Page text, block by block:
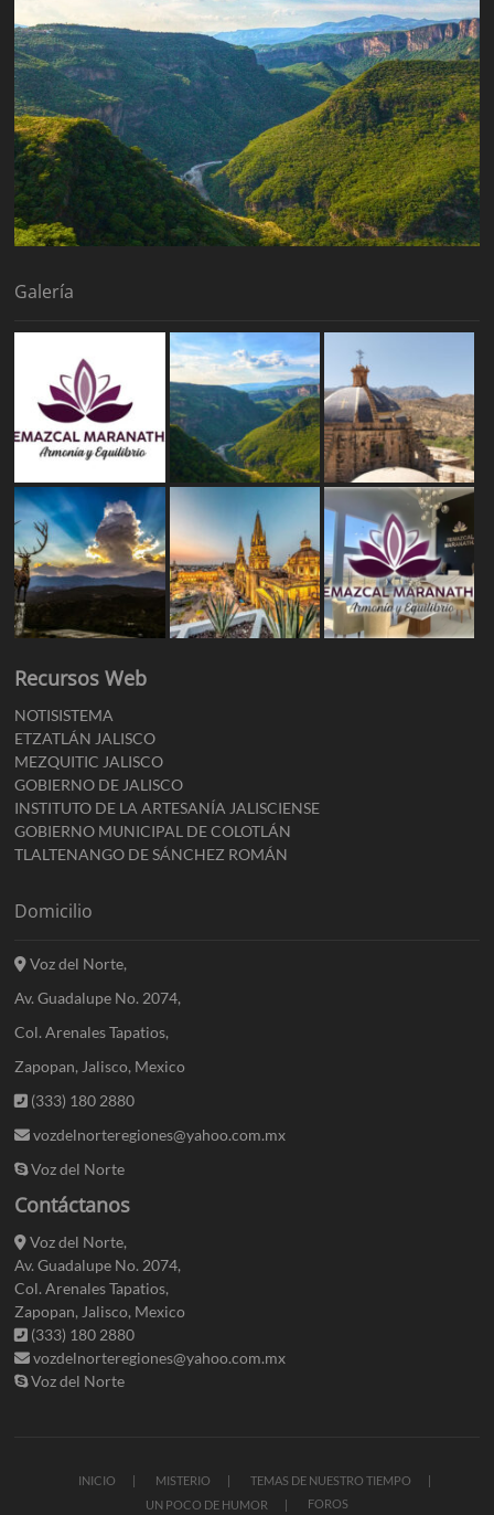
Galería
Recursos Web
NOTISISTEMA
ETZATLÁN JALISCO
MEZQUITIC JALISCO
GOBIERNO DE JALISCO
INSTITUTO DE LA ARTESANÍA JALISCIENSE
GOBIERNO MUNICIPAL DE COLOTLÁN
TLALTENANGO DE SÁNCHEZ ROMÁN
Domicilio
Voz del Norte,
Av. Guadalupe No. 2074,
Col. Arenales Tapatios,
Zapopan, Jalisco, Mexico
(333) 180 2880
vozdelnorteregiones@yahoo.com.mx
Voz del Norte
Contáctanos
Voz del Norte,
Av. Guadalupe No. 2074,
Col. Arenales Tapatios,
Zapopan, Jalisco, Mexico
(333) 180 2880
vozdelnorteregiones@yahoo.com.mx
Voz del Norte
INICIO MISTERIO
TEMAS DE NUESTRO TIEMPO
UN POCO DE HUMOR
FOROS